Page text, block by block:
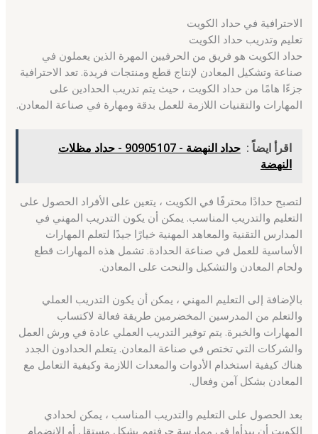
الاحترافية في حداد الكويت
تعليم وتدريب حداد الكويت
حداد الكويت هو فريق من الحرفيين المهرة الذين يعملون في
صناعة وتشكيل المعادن لإنتاج قطع ومنتجات فريدة. تعد الاحترافية
جزءًا هامًا من حداد الكويت ، حيث يتم تدريب الحدادين على
المهارات والتقنيات اللازمة للعمل بدقة ومهارة في صناعة المعادن.
اقرأ ايضاً :
حداد النهضة - 90905107 - حداد مظلات
النهضة
لتصبح حدادًا محترفًا في الكويت ، يتعين على الأفراد الحصول على
التعليم والتدريب المناسب. يمكن أن يكون التدريب المهني في
المدارس التقنية والمعاهد المهنية خيارًا جيدًا لتعلم المهارات
الأساسية للعمل في صناعة الحدادة. تشمل هذه المهارات قطع
ولحام المعادن والتشكيل والنحت على المعادن.
بالإضافة إلى التعليم المهني ، يمكن أن يكون التدريب العملي
والتعلم من المدرسين المخضرمين طريقة فعالة لاكتساب
المهارات والخبرة. يتم توفير التدريب العملي عادة في ورش العمل
والشركات التي تختص في صناعة المعادن. يتعلم الحدادون الجدد
هناك كيفية استخدام الأدوات والمعدات اللازمة وكيفية التعامل مع
المعادن بشكل آمن وفعال.
بعد الحصول على التعليم والتدريب المناسب ، يمكن لحدادي
الكويت أن يبدأوا في ممارسة حرفتهم بشكل مستقل أو الانضمام